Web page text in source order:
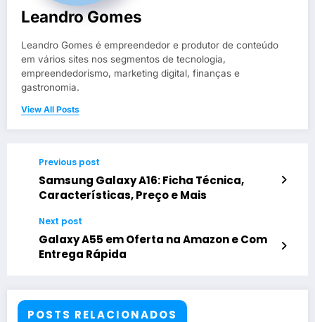
Leandro Gomes
Leandro Gomes é empreendedor e produtor de conteúdo
em vários sites nos segmentos de tecnologia,
empreendedorismo, marketing digital, finanças e
gastronomia.
View All Posts
Previous post
Samsung Galaxy A16: Ficha Técnica,
Características, Preço e Mais
Next post
Galaxy A55 em Oferta na Amazon e Com
Entrega Rápida
POSTS RELACIONADOS